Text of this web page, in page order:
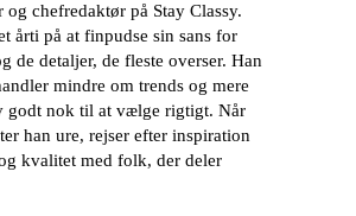
chefredaktør på Stay Classy.
årti på at finpudse sin sans for
de detaljer, de fleste overser. Han
mindre om trends og mere
godt nok til at vælge rigtigt. Når
han ure, rejser efter inspiration
kvalitet med folk, der deler